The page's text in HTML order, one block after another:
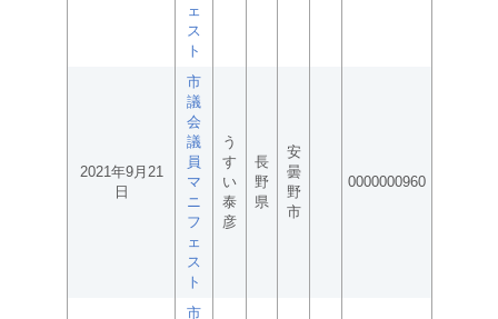
ェ
ス
ト
2021年9月21
日
市
議
会
議
員
マ
ニ
フ
ェ
ス
ト
う
す
い
泰
彦
長
野
県
安
曇
野
市
0000000960
市